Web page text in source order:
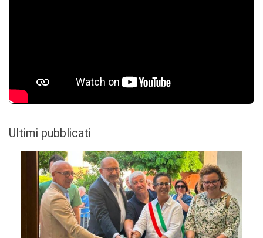
Ultimi pubblicati